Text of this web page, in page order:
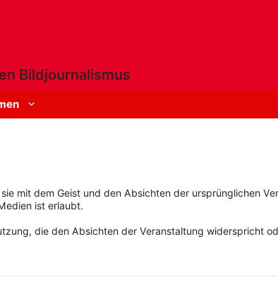
Bildjournalismus
mit dem Geist und den Absichten der ursprünglichen
ist erlaubt.
die den Absichten der Veranstaltung widerspricht